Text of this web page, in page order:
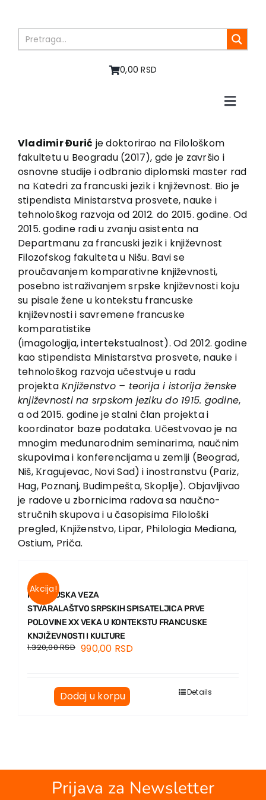
content
0,00 RSD
Toggle
O nama
Knjige
U pripremi
Akcija
Autori
Vesti
EU PROJEKTI
Kontakt
Vladimir Đurić je doktorirao na Filološkom
fakultetu u Beogradu (2017), gde je završio i
osnovne studije i odbranio diplomski master rad
na Кatedri za francuski jezik i književnost. Bio je
stipendista Ministarstva prosvete, nauke i
tehnološkog razvoja od 2012. do 2015. godine. Od
2015. godine radi u zvanju asistenta na
Departmanu za francuski jezik i književnost
Filozofskog fakulteta u Nišu. Bavi se
proučavanjem komparativne književnosti,
posebno istraživanjem srpske književnosti koju
su pisale žene u kontekstu francuske
književnosti i savremene francuske
komparatistike
(imagologija, intertekstualnost). Od 2012. godine
kao stipendista Ministarstva prosvete, nauke i
tehnološkog razvoja učestvuje u radu
projektaКnjiženstvo – teorija i istorija ženske
književnosti na srpskom jeziku do 1915. godine,
a od 2015. godine je stalni član projekta i
koordinator baze podataka. Učestvovao je na
mnogim međunarodnim seminarima, naučnim
skupovima i konferencijama u zemlji (Beograd,
Niš, Кragujevac, Novi Sad) i inostranstvu (Pariz,
Hag, Poznanj, Budimpešta, Skoplje). Objavljivao
je radove u zbornicima radova sa naučno-
stručnih skupova i u časopisima Filološki
pregled, Кnjiženstvo, Lipar, Philologia Mediana,
Ostium, Priča.
Akcija!
FRANCUSKA VEZA
STVARALAŠTVO SRPSKIH SPISATELJICA PRVE
POLOVINE XX VEKA U KONTEKSTU FRANCUSKE
KNJIŽEVNOSTI I KULTURE
1.320,00RSD 990,00 RSD
Dodaj u korpu Details
Prijava za Newsletter